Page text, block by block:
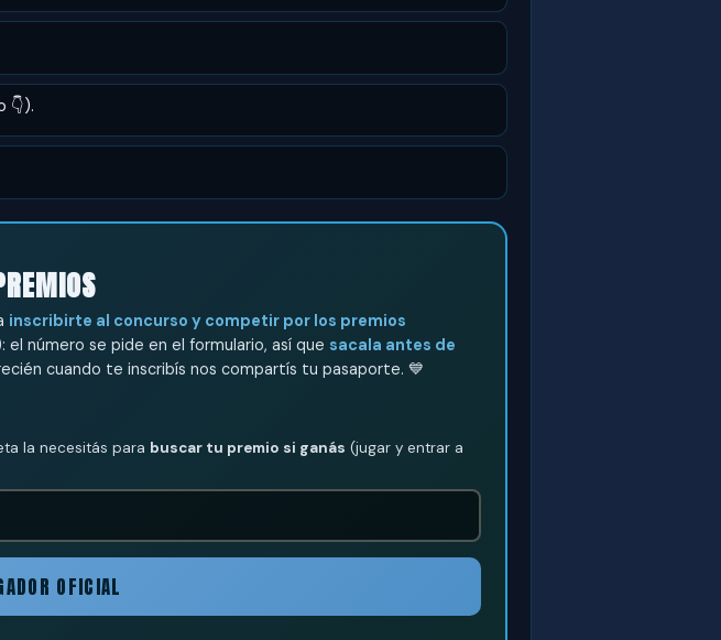
👇).
inscribirte al concurso y competir por los premios
el número se pide en el formulario, así que sacala antes de
cuando te inscribís nos compartís tu pasaporte. 💙
la necesitás para buscar tu premio si ganás (jugar y entrar a
OFICIAL